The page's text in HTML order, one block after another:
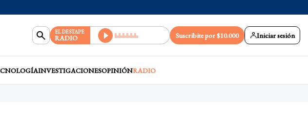
EL DESTAPE
RADIO Suscribite por $10.000 Iniciar sesión
INVESTIGACIONESOPINIÓNRADIO